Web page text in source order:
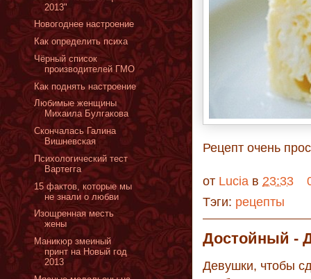
Рецепт очень
от Lucia в 23:33
Тэги: рецепты
Достойный -
Девушки, чтобы
2013"
Новогоднее настроение
Как определить психа
Чёрный список
производителей ГМO
Как поднять настроение
Любимые женщины
Михаила Булгакова
Скончалась Галина
Вишневская
Психологический тест
Вартегга
15 фактов, которые мы
не знали о любви
Изощренная месть
жены
Маникюр змеиный
принт на Новый год
2013